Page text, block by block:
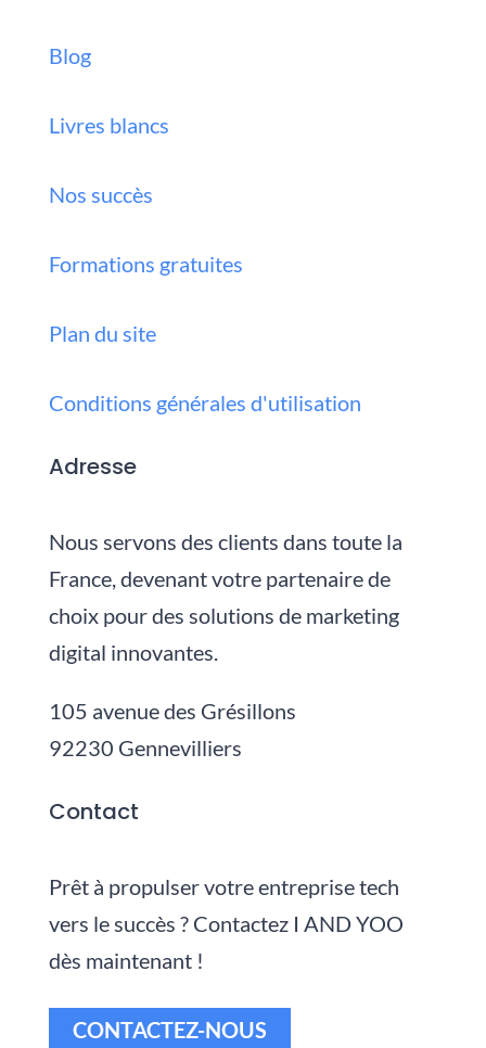
Blog
Livres blancs
Nos succès
Formations gratuites
Plan du site
Conditions générales d'utilisation
Adresse
Nous servons des clients dans toute la
France, devenant votre partenaire de
choix pour des solutions de marketing
digital innovantes.
105 avenue des Grésillons
92230 Gennevilliers
Contact
Prêt à propulser votre entreprise tech
vers le succès ? Contactez I AND YOO
dès maintenant !
CONTACTEZ-NOUS